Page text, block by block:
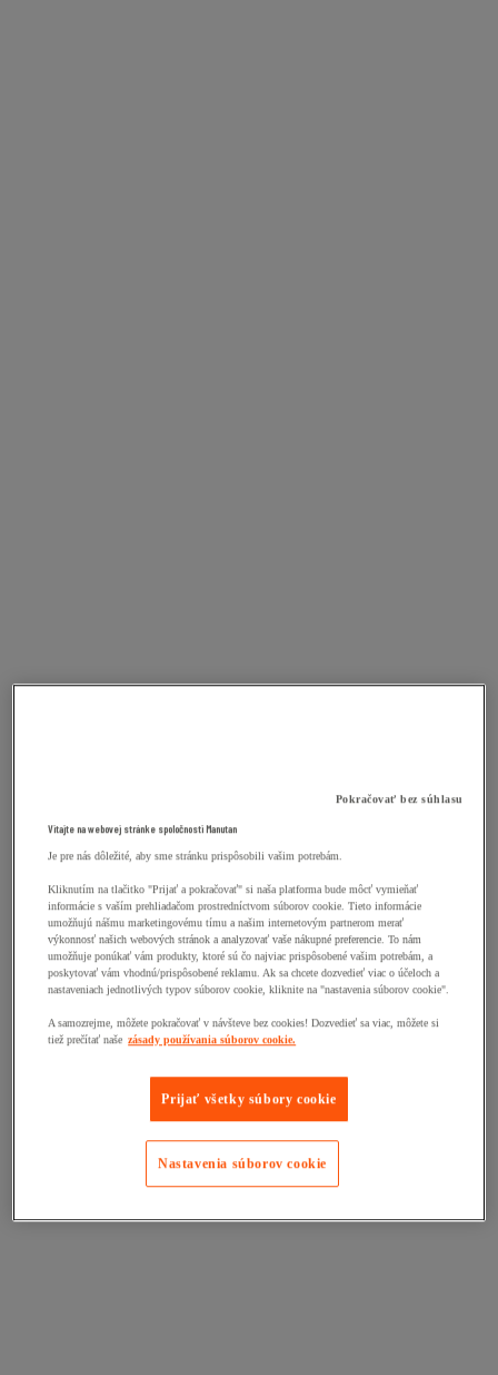
Pokračovať bez súhlasu
Vitajte na webovej stránke spoločnosti Manutan
Je pre nás dôležité, aby sme stránku prispôsobili vašim potrebám.
Kliknutím na tlačitko "Prijať a pokračovať" si naša platforma bude môcť vymieňať
informácie s vaším prehliadačom prostredníctvom súborov cookie. Tieto informácie
umožňujú nášmu marketingovému tímu a našim internetovým partnerom merať
výkonnosť našich webových stránok a analyzovať vaše nákupné preferencie. To nám
umožňuje ponúkať vám produkty, ktoré sú čo najviac prispôsobené vašim potrebám, a
poskytovať vám vhodnú/prispôsobené reklamu. Ak sa chcete dozvedieť viac o účeloch a
nastaveniach jednotlivých typov súborov cookie, kliknite na "nastavenia súborov cookie".
A samozrejme, môžete pokračovať v návšteve bez cookies! Dozvedieť sa viac, môžete si
tiež prečítať naše zásady používania súborov cookie.
Prijať všetky súbory cookie
Nastavenia súborov cookie